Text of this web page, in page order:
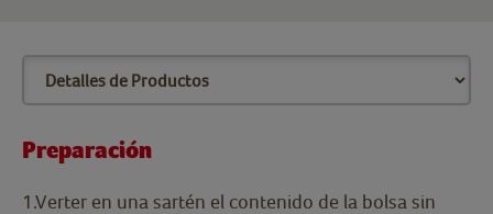
Preparación
1.Verter en una sartén el contenido de la bolsa sin